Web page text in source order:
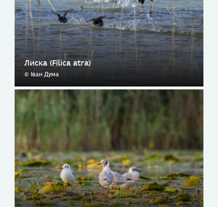
Лиска (Filica atra)
© Іван Дума